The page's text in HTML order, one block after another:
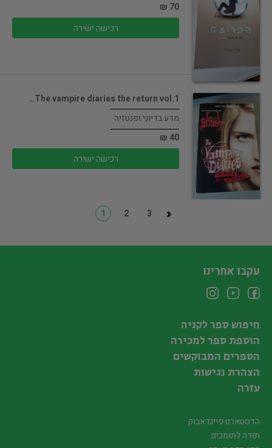
70 ₪
רכישה ישירה
The vampire diaries the return vol.1…
מדע בדיוני ופנטזיה
40 ₪
רכישה ישירה
1 2 3
עקבו אחרינו
חיפוש ספר לקניה
הוספת ספר למכירה
הספרים המבוקשים
הצהרת נגישות
עזרה
הדסטארט פיינדאבוק
תודה לתומכים